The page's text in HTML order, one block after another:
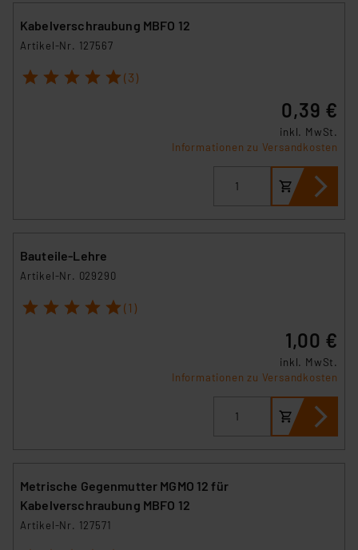
Kabelverschraubung MBFO 12
Artikel-Nr. 127567
1 2 3 4 5 (3)
0,39 €
inkl. MwSt.
Informationen zu Versandkosten
Bauteile-Lehre
Artikel-Nr. 029290
1 2 3 4 5 (1)
1,00 €
inkl. MwSt.
Informationen zu Versandkosten
Metrische Gegenmutter MGMO 12 für
Kabelverschraubung MBFO 12
Artikel-Nr. 127571